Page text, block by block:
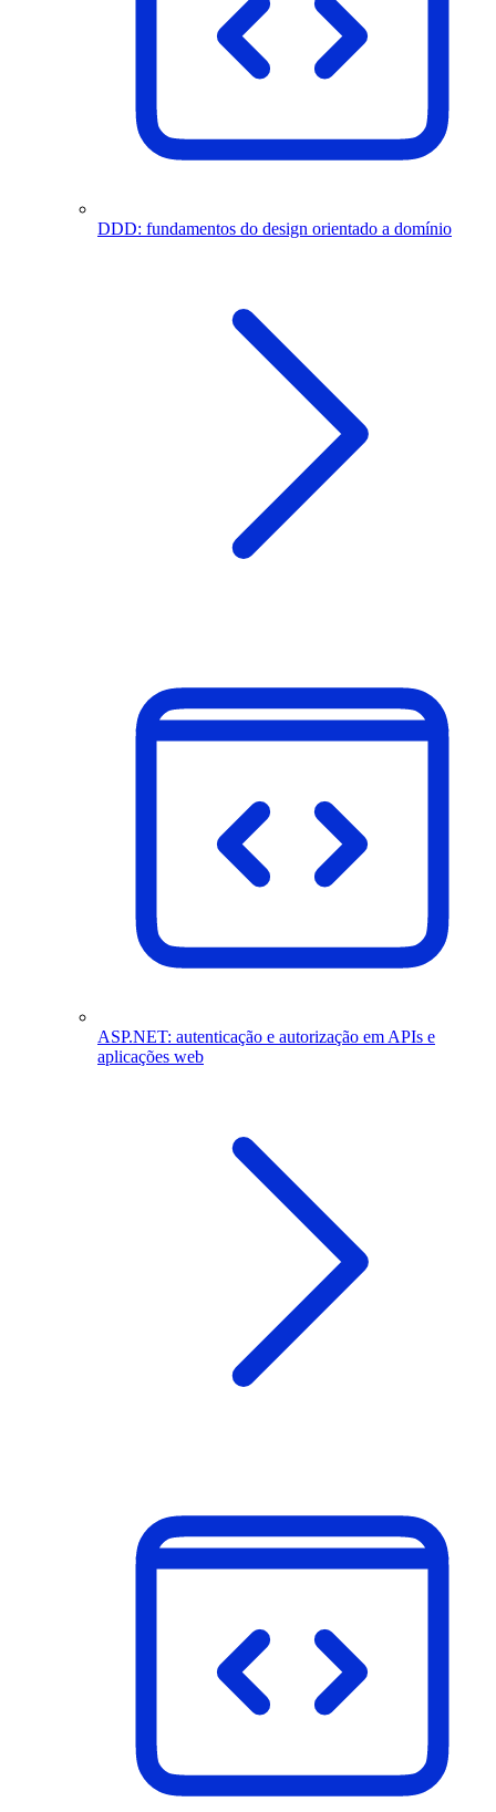
DDD: fundamentos do design orientado a domínio
ASP.NET: autenticação e autorização em APIs e
aplicações web